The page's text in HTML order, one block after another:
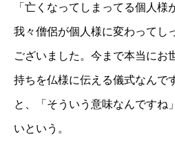
「亡くなってしまってる個人様
我々僧侶が個人様に変わってし
ございました。今まで本当にお
持ちを仏様に伝える儀式なんで
と、「そういう意味なんですね
いという。